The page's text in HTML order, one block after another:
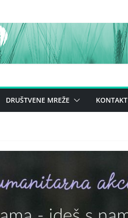
DRUŠTVENE MREŽE KONTAKT